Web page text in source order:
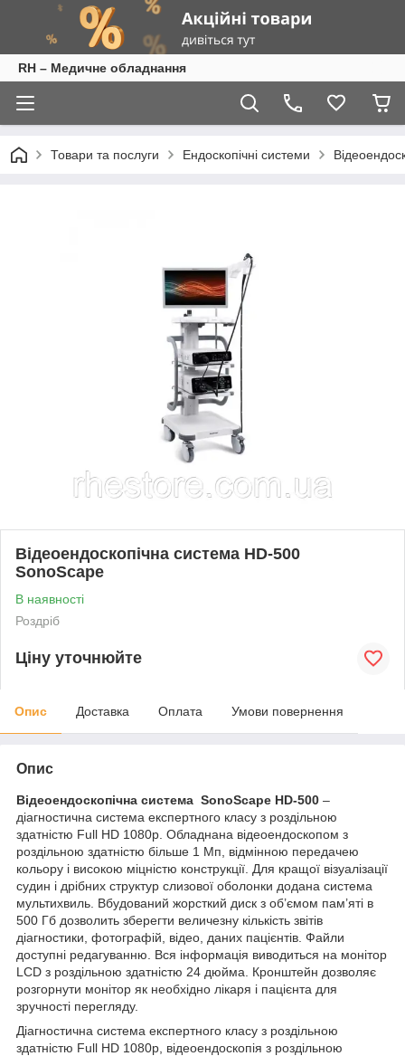
RH – Медичне обладнання
Товари та послуги Ендоскопічні системи
Відеоендоскопічна система HD-500
SonoScape
В наявності
Роздріб
Ціну уточнюйте
Опис Доставка Оплата Умови повернення
Опис
Відеоендоскопічна система SonoScape HD-500 –
діагностична система експертного класу з роздільною
здатністю Full HD 1080p. Обладнана відеоендоскопом з
роздільною здатністю більше 1 Мп, відмінною передачею
кольору і високою міцністю конструкції. Для кращої візуалізації
судин і дрібних структур слизової оболонки додана система
мультихвиль. Вбудований жорсткий диск з об’ємом пам’яті в
500 Гб дозволить зберегти величезну кількість звітів
діагностики, фотографій, відео, даних пацієнтів. Файли
доступні редагуванню. Вся інформація виводиться на монітор
LCD з роздільною здатністю 24 дюйма. Кронштейн дозволяє
розгорнути монітор як необхідно лікаря і пацієнта для
зручності перегляду.
Діагностична система експертного класу з роздільною
здатністю Full HD 1080p, відеоендоскопія з роздільною